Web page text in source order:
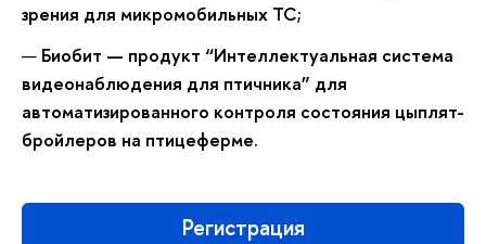
зрения для микромобильных ТС;
Биобит — продукт “Интеллектуальная система
видеонаблюдения для птичника” для
автоматизированного контроля состояния цыплят-
бройлеров на птицеферме.
Регистрация